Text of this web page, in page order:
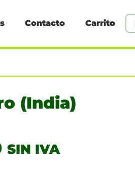
Contacto Carrito
(India)
SIN IVA